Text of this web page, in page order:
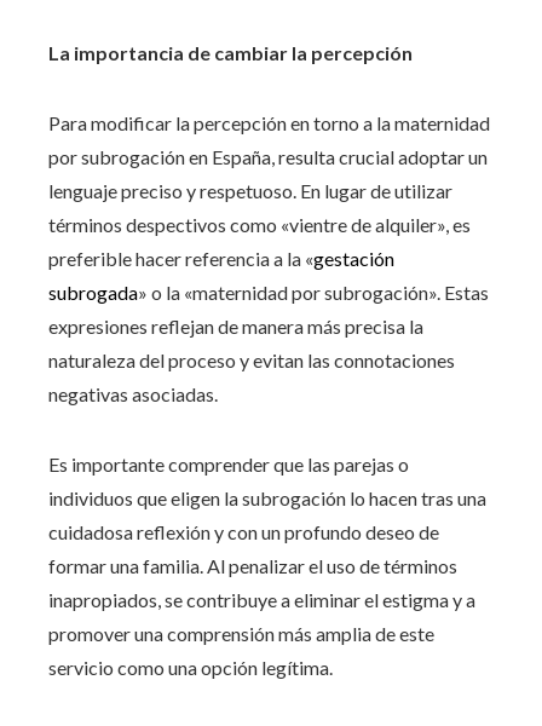
La importancia de cambiar la percepción
Para modificar la percepción en torno a la maternidad
por subrogación en España, resulta crucial adoptar un
lenguaje preciso y respetuoso. En lugar de utilizar
términos despectivos como «vientre de alquiler», es
preferible hacer referencia a la «gestación
subrogada» o la «maternidad por subrogación». Estas
expresiones reflejan de manera más precisa la
naturaleza del proceso y evitan las connotaciones
negativas asociadas.
Es importante comprender que las parejas o
individuos que eligen la subrogación lo hacen tras una
cuidadosa reflexión y con un profundo deseo de
formar una familia. Al penalizar el uso de términos
inapropiados, se contribuye a eliminar el estigma y a
promover una comprensión más amplia de este
servicio como una opción legítima.